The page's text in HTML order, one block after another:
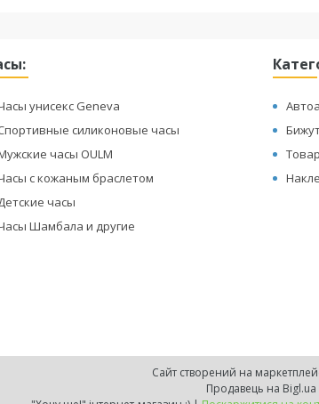
унисекс Geneva
силиконовые часы
часы OULM
с кожаным браслетом
часы
Шамбала и другие
Сайт створений на
Продавець на Bigl.ua